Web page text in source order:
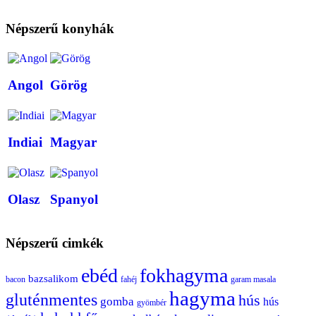
Népszerű konyhák
Angol Görög
Indiai Magyar
Olasz Spanyol
Népszerű cimkék
bacon bazsalikom ebéd fahéj fokhagyma garam masala
gluténmentes gomba gyömbér hagyma hús hús